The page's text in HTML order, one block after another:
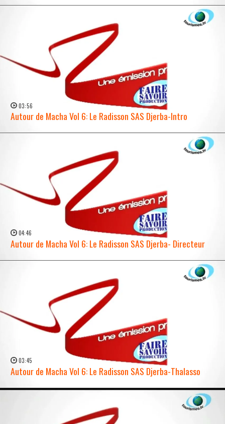
03:56
Autour de Macha Vol 6: Le Radisson SAS Djerba-Intro
04:46
Autour de Macha Vol 6: Le Radisson SAS Djerba- Directeur
03:45
Autour de Macha Vol 6: Le Radisson SAS Djerba-Thalasso